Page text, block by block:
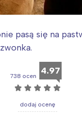
pasą się na
738 ocen 4.97
☆ ☆ ☆ ☆ ☆
dodaj ocenę